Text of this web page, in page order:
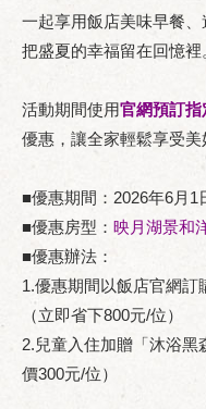
一起享用飯店美味早餐、
把盛夏的幸福留在回憶裡
活動期間使用官網預訂指
優惠，讓全家輕鬆享受美
■優惠期間：2026年6月1
■優惠房型： 映月湖景和
■優惠辦法：
1.優惠期間以飯店官網訂
（立即省下800元/位）
2.兒童入住加贈「沐浴黑
價300元/位）